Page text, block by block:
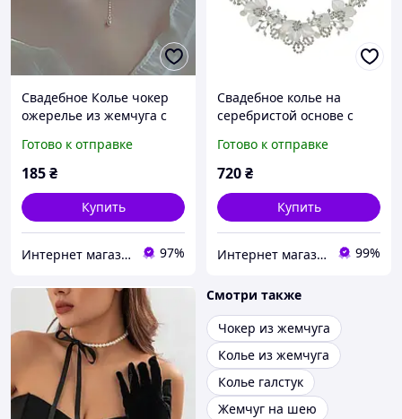
Свадебное Колье чокер
ожерелье из жемчуга с
Готово к отправке
185₴
Купить
Интернет магазин аксессуаров АЛЬПАКА 97%
Свадебное колье на
серебристой основе с
BLAGOY-ART NL07062-1
Готово к отправке
720₴
Купить
Интернет магазин BLAGOY-ART 99%
Смотри также
Чокер из жемчуга
Колье из жемчуга
Колье галстук
Жемчуг на шею